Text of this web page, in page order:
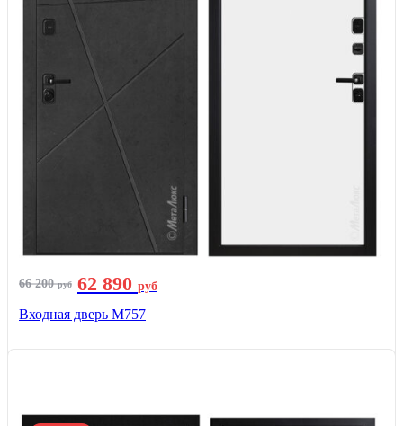
66 200руб 62 890 руб
Входная дверь М757